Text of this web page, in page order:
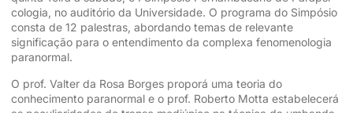
cologia, no auditório da Uni­versidade. O programa do Simpósio
consta de 12 pales­tras, abordando temas de re­levante
significação para o entendimento da complexa fenomenologia
paranormal.
O prof. Valter da Rosa Borges proporá uma teoria do
conhecimento paranor­mal e o prof. Roberto Motta estabelecerá